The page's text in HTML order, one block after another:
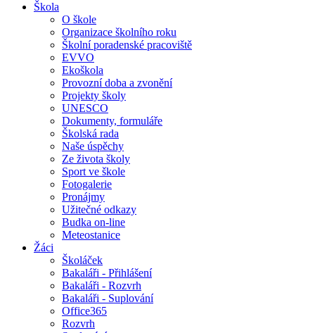
Škola
O škole
Organizace školního roku
Školní poradenské pracoviště
EVVO
Ekoškola
Provozní doba a zvonění
Projekty školy
UNESCO
Dokumenty, formuláře
Školská rada
Naše úspěchy
Ze života školy
Sport ve škole
Fotogalerie
Pronájmy
Užitečné odkazy
Budka on-line
Meteostanice
Žáci
Školáček
Bakaláři - Přihlášení
Bakaláři - Rozvrh
Bakaláři - Suplování
Office365
Rozvrh